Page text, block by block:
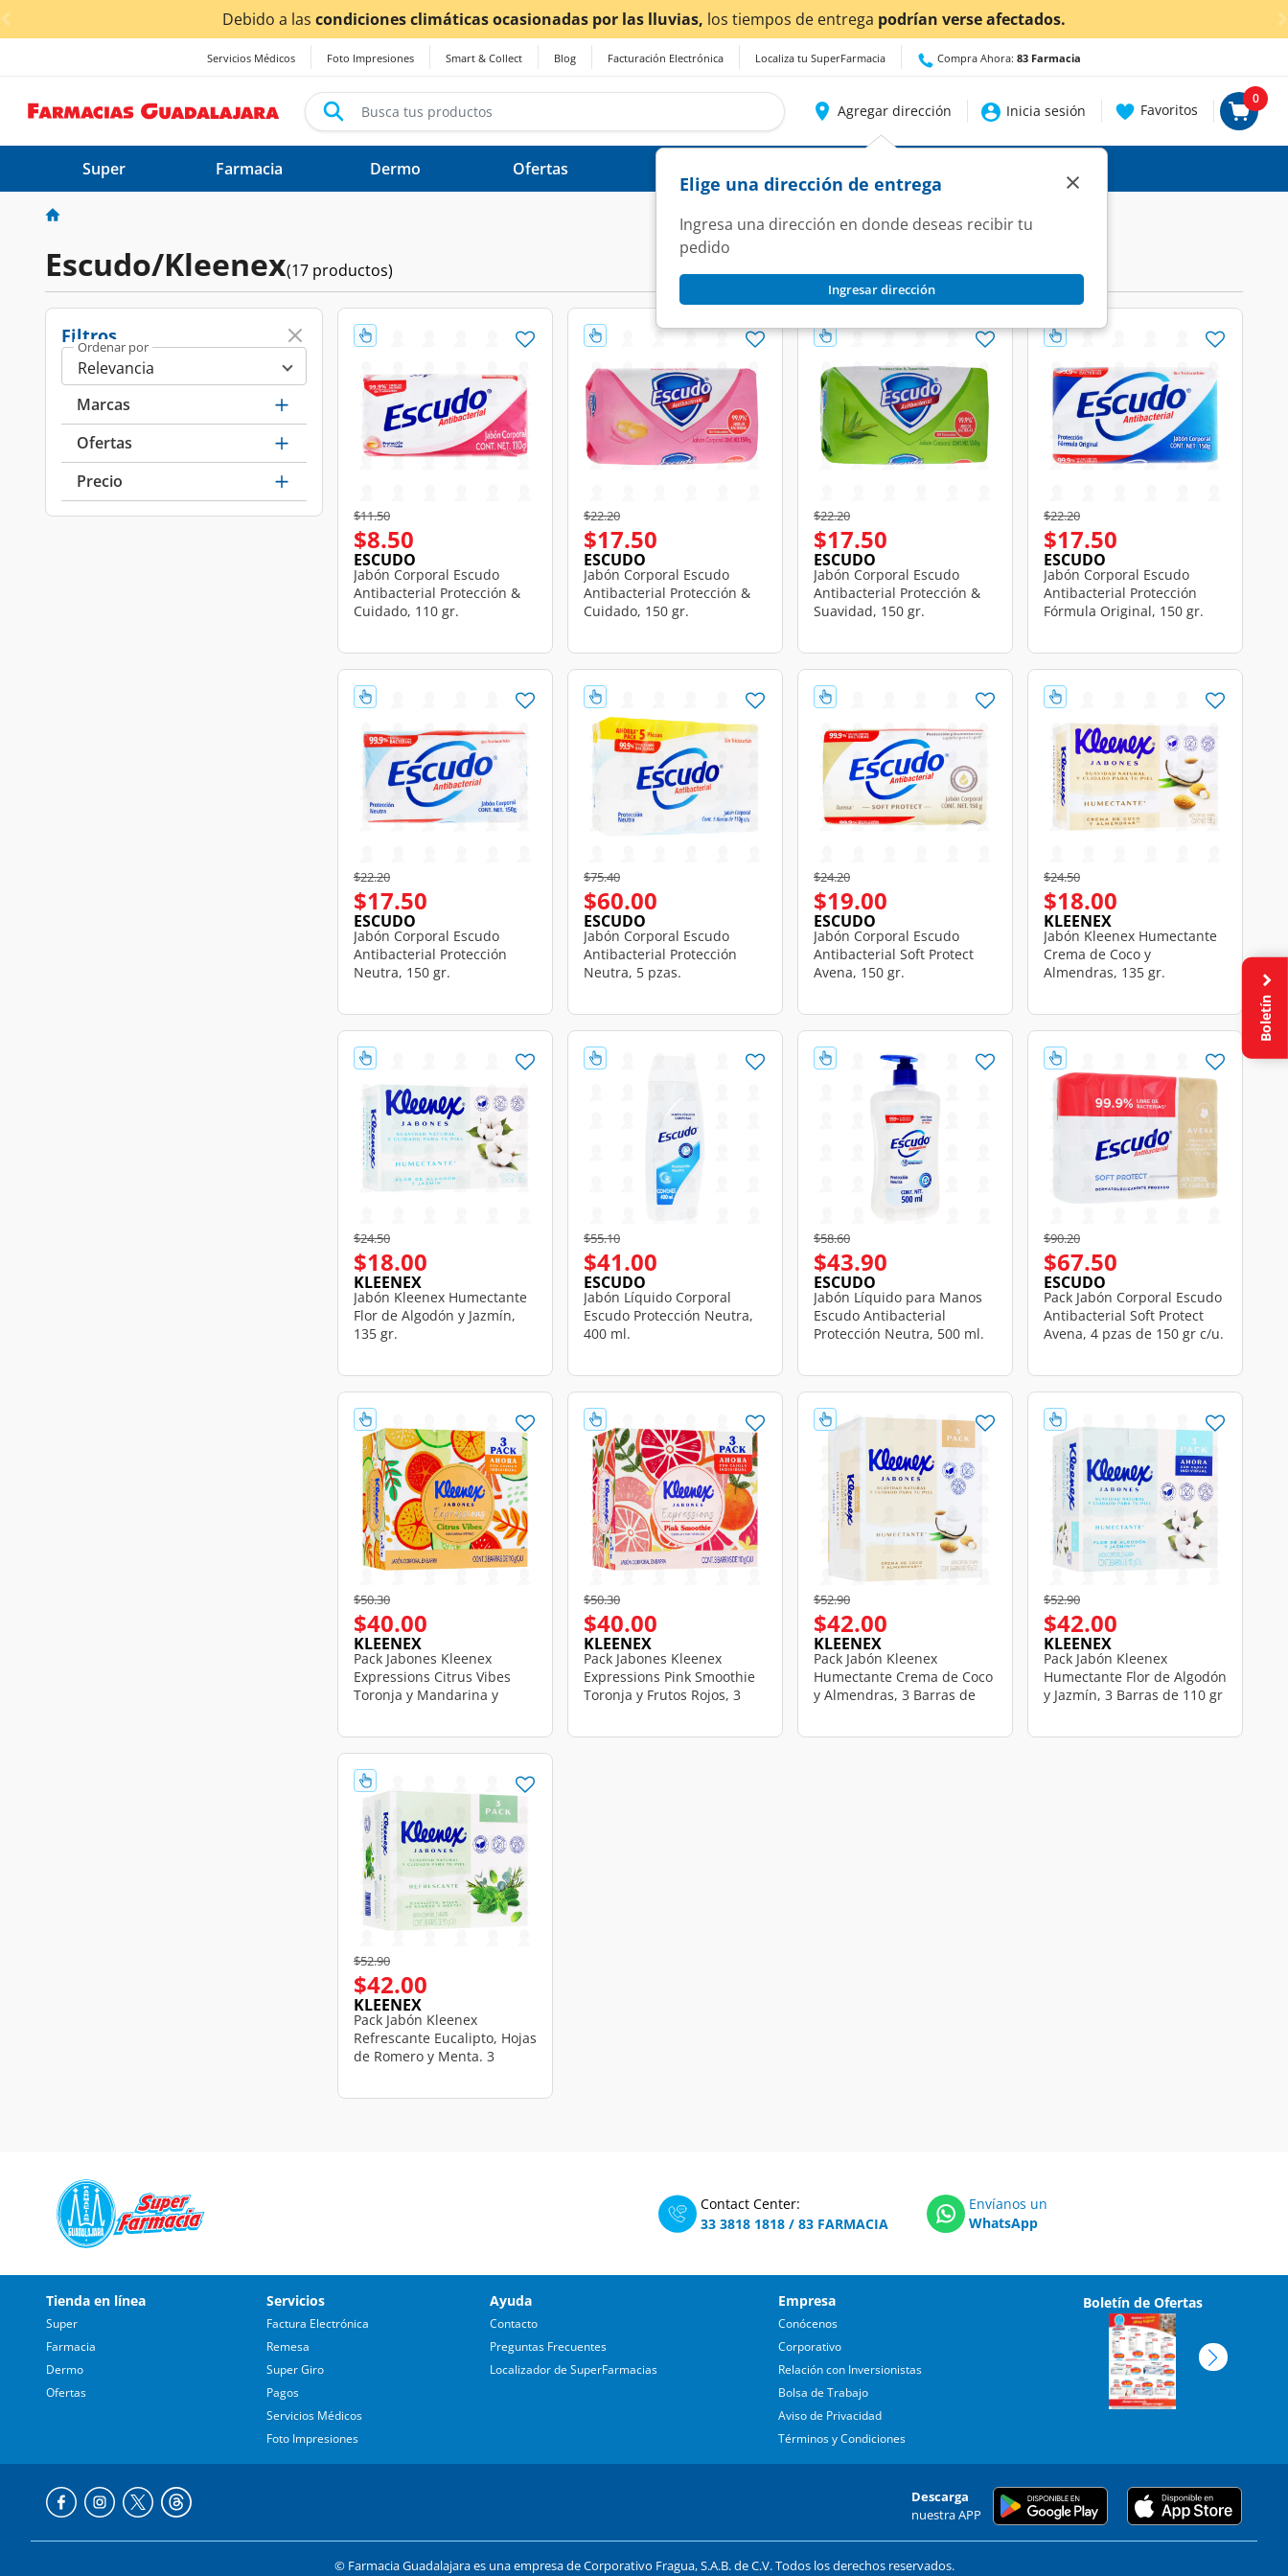
< div class="carousel-inner">
verse afectados. ¡Ahora también en Aguascalientes! Da para conocer
Servicios Médicos Foto Impresiones Smart & Collect Blog Facturación Electrónica Localiza tu SuperFarmacia Compra Ahora: 83 Farmacia
Agregar dirección
Elige una dirección de entrega
Ingresa una dirección en donde deseas recibir tu
pedido
Ingresar dirección
×
Inicia sesión Favoritos
0
Super Farmacia Dermo Ofertas
Escudo/Kleenex(17 productos)
Filtros
Ordenar por
Marcas
Ofertas
Precio
Price reduced from
$11.50to
$8.50
ESCUDO
Jabón Corporal Escudo
Antibacterial Protección &
Cuidado, 110 gr.
Price reduced from
$22.20to
$17.50
ESCUDO
Jabón Corporal Escudo
Antibacterial Protección &
Cuidado, 150 gr.
Price reduced from
$22.20to
$17.50
ESCUDO
Jabón Corporal Escudo
Antibacterial Protección &
Suavidad, 150 gr.
Price reduced from
$22.20to
$17.50
ESCUDO
Jabón Corporal Escudo
Antibacterial Protección
Fórmula Original, 150 gr.
Price reduced from
$22.20to
$17.50
ESCUDO
Jabón Corporal Escudo
Antibacterial Protección
Neutra, 150 gr.
Price reduced from
$75.40to
$60.00
ESCUDO
Jabón Corporal Escudo
Antibacterial Protección
Neutra, 5 pzas.
Price reduced from
$24.20to
$19.00
ESCUDO
Jabón Corporal Escudo
Antibacterial Soft Protect
Avena, 150 gr.
Price reduced from
$24.50to
$18.00
KLEENEX
Jabón Kleenex Humectante
Crema de Coco y
Almendras, 135 gr.
Price reduced from
$24.50to
$18.00
KLEENEX
Jabón Kleenex Humectante
Flor de Algodón y Jazmín,
135 gr.
Price reduced from
$55.10to
$41.00
ESCUDO
Jabón Líquido Corporal
Escudo Protección Neutra,
400 ml.
Price reduced from
$58.60to
$43.90
ESCUDO
Jabón Líquido para Manos
Escudo Antibacterial
Protección Neutra, 500 ml.
Price reduced from
$90.20to
$67.50
ESCUDO
Pack Jabón Corporal Escudo
Antibacterial Soft Protect
Avena, 4 pzas de 150 gr c/u.
Price reduced from
$50.30to
$40.00
KLEENEX
Pack Jabones Kleenex
Expressions Citrus Vibes
Toronja y Mandarina y
Price reduced from
$50.30to
$40.00
KLEENEX
Pack Jabones Kleenex
Expressions Pink Smoothie
Toronja y Frutos Rojos, 3
Price reduced from
$52.90to
$42.00
KLEENEX
Pack Jabón Kleenex
Humectante Crema de Coco
y Almendras, 3 Barras de
Price reduced from
$52.90to
$42.00
KLEENEX
Pack Jabón Kleenex
Humectante Flor de Algodón
y Jazmín, 3 Barras de 110 gr
Price reduced from
$52.90to
$42.00
KLEENEX
Pack Jabón Kleenex
Refrescante Eucalipto, Hojas
de Romero y Menta. 3
Contact Center:
33 3818 1818 / 83 FARMACIA
Envíanos un
WhatsApp
Tienda en línea
Super
Farmacia
Dermo
Ofertas
Servicios
Factura Electrónica
Remesa
Super Giro
Pagos
Servicios Médicos
Foto Impresiones
Ayuda
Contacto
Preguntas Frecuentes
Localizador de SuperFarmacias
Empresa
Conócenos
Corporativo
Relación con Inversionistas
Bolsa de Trabajo
Aviso de Privacidad
Términos y Condiciones
Boletín de Ofertas
Descarga
nuestra APP
© Farmacia Guadalajara es una empresa de Corporativo Fragua, S.A.B. de C.V. Todos los derechos reservados.
Boletín